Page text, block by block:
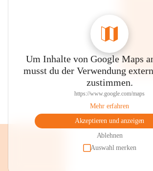
Um Inhalte von Google Maps
musst du der Verwendung
zustimmen.
https://www.google.com/maps
Mehr erfahren
Akzeptieren und anzeigen
Ablehnen
Auswahl merken